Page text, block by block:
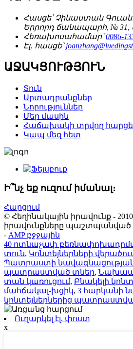
Հասցե՝ Չինաստան
Երրորդ ճանապարհ, № 31,
Հեռախոսահամար՝ 0086-
Էլ․ հասցե՝
ԱՋԱԿՑՈՒԹՅՈՒՆ
Տուն
Արտադրանքներ
Նորություններ
Մեր մասին
Հաճախակի տրվող
Կապ մեզ հետ
Ի՞նչ եք ուզում իմանալ։
Հարցում
© Հեղինակային իրավունք - 2010-
իրավունքները պաշտպանված
- AMP բջջային
40 ոտնաչափ
տուն, Կոնտեյներների
Պատրաստի նավագնացության
պատրաստված տներ,
տան կառուցում, Բնակելի
մահճակալ-խցիկ, 3 հարկանի
կոնտեյներներից
Ուղարկել էլ. փոստ
x